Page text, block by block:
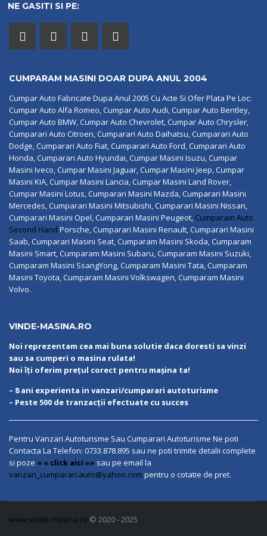
NE GASITI SI PE:
CUMPARAM MASINI DOAR DUPA ANUL 2004
Cumpar Auto Fabricate Dupa Anul 2005 Cu Acte Si Ofer Plata Pe Loc:
Cumpar Auto Alfa Romeo, Cumpar Auto Audi, Cumpar Auto Bentley,
Cumpar Auto BMW, Cumpar Auto Chevrolet, Cumpar Auto Chrysler,
Cumparari Auto Citroen, Cumparari Auto Daihatsu, Cumparari Auto
Dodge, Cumparari Auto Fiat, Cumparari Auto Ford, Cumparari Auto
Honda, Cumparari Auto Hyundai, Cumpar Masini Isuzu, Cumpar
Masini Iveco, Cumpar Masini Jaguar, Cumpar Masini Jeep, Cumpar
Masini KIA, Cumpar Masini Lancia, Cumpar Masini Land Rover,
Cumpar Masini Lotus, Cumparari Masini Mazda, Cumparari Masini
Mercedes, Cumparari Masini Mitsubishi, Cumparari Masini Nissan,
Cumparari Masini Opel, Cumparari Masini Peugeot, Cumparam Auto
Second Hand Porsche, Cumparari Masini Renault, Cumparari Masini
Saab, Cumparari Masini Seat, Cumparam Masini Skoda, Cumparam
Masini Smart, Cumparam Masini Subaru, Cumparam Masini Suzuki,
Cumparam Masini SsangYong, Cumparam Masini Tata, Cumparam
Masini Toyota, Cumparam Masini Volkswagen, Cumparam Masini
Volvo.
VINDE-MASINA.RO
Noi reprezentam cea mai buna solutie daca doresti sa vinzi
sau sa cumperi o masina rulata!
Noi îți oferim prețul corect pentru mașina ta!
– 8 ani experienta in vanzari/cumparari autoturisme
– Peste 500 de tranzacții efectuate cu succes
Pentru Vanzari Autoturisme Sau Cumparari Autoturisme Ne poti
Contacta La Telefon: 0733.878.895 sau ne poti trimite detalii complete
si poze « « click aici »» sau pe email la
vanzari_cumparari.auto@yahoo.com pentru o cotatie de pret.
www.vinde-masina.ro © 2020 - 2025